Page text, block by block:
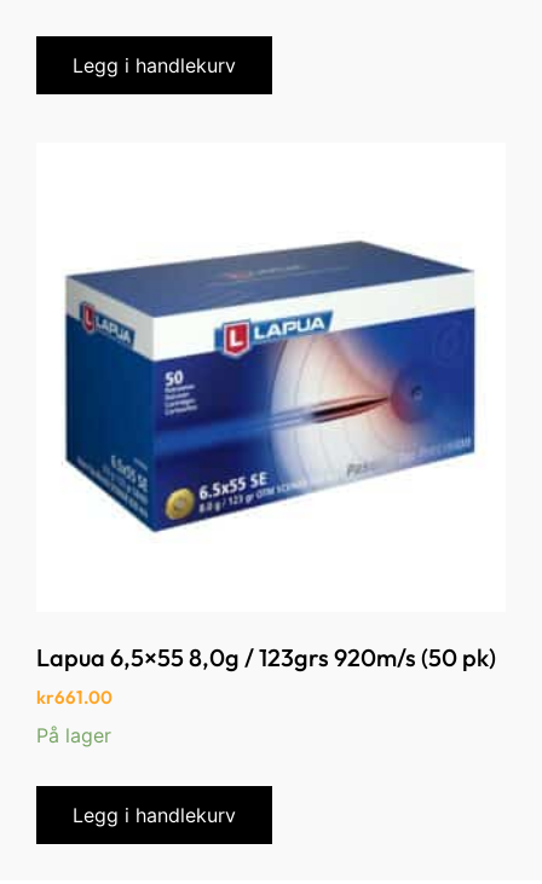
Legg i handlekurv
Lapua 6,5×55 8,0g / 123grs 920m/s (50 pk)
kr661.00
På lager
Legg i handlekurv